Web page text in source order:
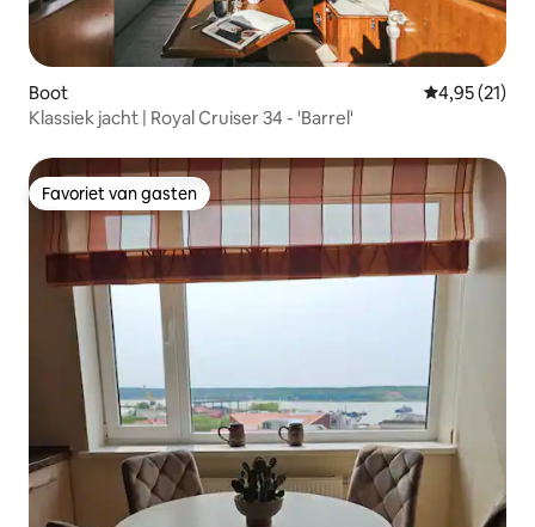
Boot Gemiddelde
4,95 (21)
Klassiek jacht | Royal Cruiser 34 - 'Barrel'
Favoriet van gasten
Favoriet van gasten